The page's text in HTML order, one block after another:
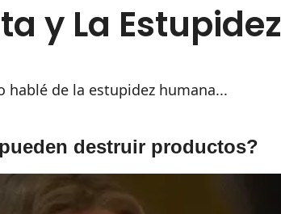
y La Estupidez
hablé de la estupidez humana...
destruir productos?